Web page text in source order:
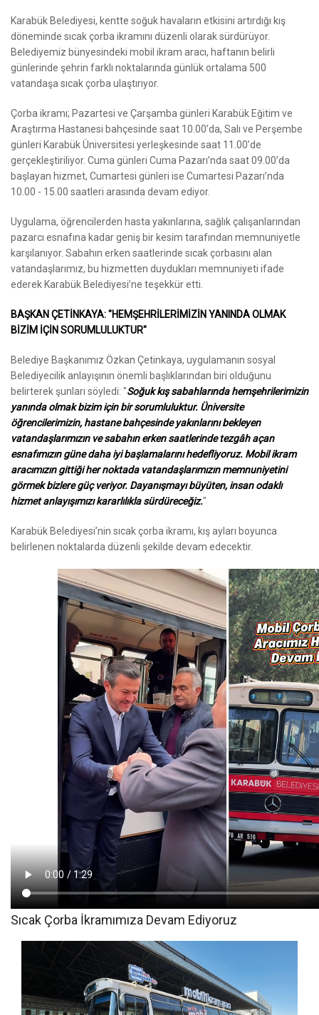
Karabük Belediyesi, kentte soğuk havaların etkisini artırdığı kış
döneminde sıcak çorba ikramını düzenli olarak sürdürüyor.
Belediyemiz bünyesindeki mobil ikram aracı, haftanın belirli
günlerinde şehrin farklı noktalarında günlük ortalama 500
vatandaşa sıcak çorba ulaştırıyor.
Çorba ikramı; Pazartesi ve Çarşamba günleri Karabük Eğitim ve
Araştırma Hastanesi bahçesinde saat 10.00’da, Salı ve Perşembe
günleri Karabük Üniversitesi yerleşkesinde saat 11.00’de
gerçekleştiriliyor. Cuma günleri Cuma Pazarı’nda saat 09.00’da
başlayan hizmet, Cumartesi günleri ise Cumartesi Pazarı’nda
10.00 - 15.00 saatleri arasında devam ediyor.
Uygulama, öğrencilerden hasta yakınlarına, sağlık çalışanlarından
pazarcı esnafına kadar geniş bir kesim tarafından memnuniyetle
karşılanıyor. Sabahın erken saatlerinde sıcak çorbasını alan
vatandaşlarımız, bu hizmetten duydukları memnuniyeti ifade
ederek Karabük Belediyesi’ne teşekkür etti.
BAŞKAN ÇETİNKAYA: "HEMŞEHRİLERİMİZİN YANINDA OLMAK
BİZİM İÇİN SORUMLULUKTUR"
Belediye Başkanımız Özkan Çetinkaya, uygulamanın sosyal
Belediyecilik anlayışının önemli başlıklarından biri olduğunu
belirterek şunları söyledi: "Soğuk kış sabahlarında hemşehrilerimizin
yanında olmak bizim için bir sorumluluktur. Üniversite
öğrencilerimizin, hastane bahçesinde yakınlarını bekleyen
vatandaşlarımızın ve sabahın erken saatlerinde tezgâh açan
esnafımızın güne daha iyi başlamalarını hedefliyoruz. Mobil ikram
aracımızın gittiği her noktada vatandaşlarımızın memnuniyetini
görmek bizlere güç veriyor. Dayanışmayı büyüten, insan odaklı
hizmet anlayışımızı kararlılıkla sürdüreceğiz."
Karabük Belediyesi’nin sıcak çorba ikramı, kış ayları boyunca
belirlenen noktalarda düzenli şekilde devam edecektir.
Sıcak Çorba İkramımıza Devam Ediyoruz